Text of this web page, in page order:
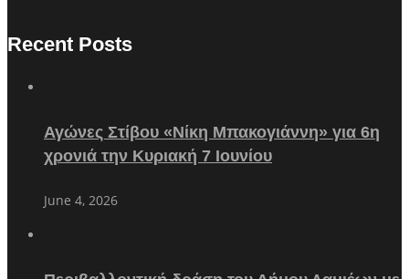
Recent Posts
Αγώνες Στίβου «Νίκη Μπακογιάννη» για 6η
χρονιά την Κυριακή 7 Ιουνίου
June 4, 2026